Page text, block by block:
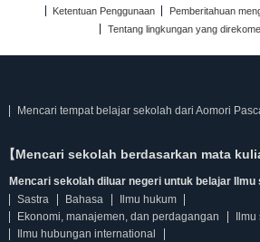
Ketentuan Penggunaan
Pemberitahuan
Tentang lingkungan yang
Mencari tempat belajar sekolah dari Aomori
【Mencari sekolah berdasarkan mata
Mencari sekolah diluar negeri untuk belajar Ilmu
Sastra
Bahasa
Ilmu hukum
Ekonomi, manajemen, dan perdagangan
Ilmu hubungan international